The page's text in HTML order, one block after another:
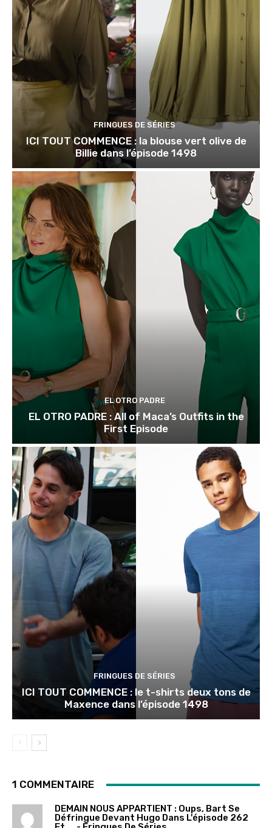
FRINGUES DE SÉRIES
ICI TOUT COMMENCE : la blouse vert olive de
Billie dans l’épisode 1498
EL OTRO PADRE
EL OTRO PADRE : All of Maca’s Outfits in the
First Episode
FRINGUES DE SÉRIES
ICI TOUT COMMENCE : le t-shirts deux tons de
Maxence dans l’épisode 1498
1 COMMENTAIRE
DEMAIN NOUS APPARTIENT : Oups, Bart Se
Défringue Devant Hugo Dans L'épisode 262